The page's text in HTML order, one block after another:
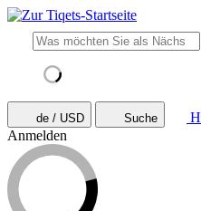
de / USD Suche
Anmelden